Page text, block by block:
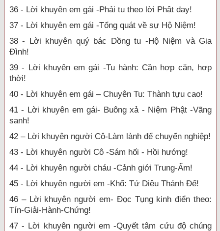
36 - Lời khuyên em gái -Phải tu theo lời Phật dạy!
37 - Lời khuyên em gái -Tổng quát về sự Hộ Niệm!
38 - Lời khuyên quý bác Dồng tu -Hộ Niệm và Gia
Đình!
39 - Lời khuyên em gái -Tu hành: Cần hợp căn, hợp
thời!
40 - Lời khuyên em gái – Chuyên Tu: Thành tựu cao!
41 - Lời khuyên em gái- Buông xả - Niệm Phật -Vãng
sanh!
42 – Lời khuyên người Cô-Làm lành để chuyển nghiệp!
43 - Lời khuyên người Cô -Sám hối - Hồi hướng!
44 - Lời khuyên người cháu -Cảnh giới Trung-Ấm!
45 - Lời khuyên người em -Khổ: Tứ Diệu Thánh Đế!
46 – Lời khuyên người em- Đọc Tụng kinh điển theo:
Tín-Giải-Hành-Chứng!
47 - Lời khuyên người em -Quyết tâm cứu độ chúng